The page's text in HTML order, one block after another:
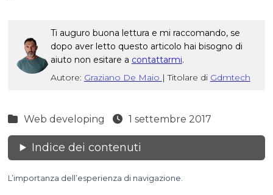
Ti auguro buona lettura e mi raccomando, se
dopo aver letto questo articolo hai bisogno di
aiuto non esitare a contattarmi.
Autore: Graziano De Maio | Titolare di Gdmtech
Web developing 1 settembre 2017
Indice dei contenuti
L’importanza dell’esperienza di navigazione.